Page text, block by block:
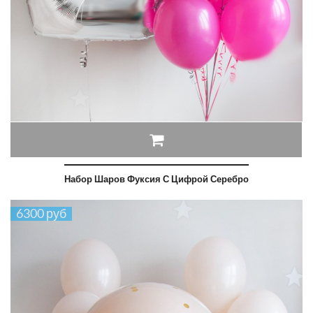
Набор Шаров Фуксия С Цифрой Серебро
6300 руб